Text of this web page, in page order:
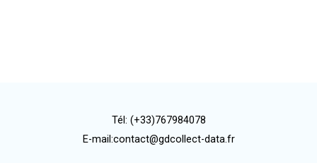
Tél: (+33)767984078
E-mail:contact@gdcollect-data.fr